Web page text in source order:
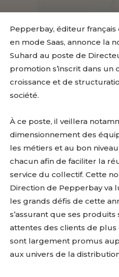
Pepperbay, éditeur
en mode Saas, annonce la
Suhard au poste de
promotion s’inscrit dans un
croissance et de
société.
À ce poste, il veillera
dimensionnement des
les métiers et au bon
chacun afin de faciliter la
service du collectif. Cette
Direction de Pepperbay va
les grands défis de cette
s’assurant que ses produits
attentes des clients de
sont largement promus
aux univers de la